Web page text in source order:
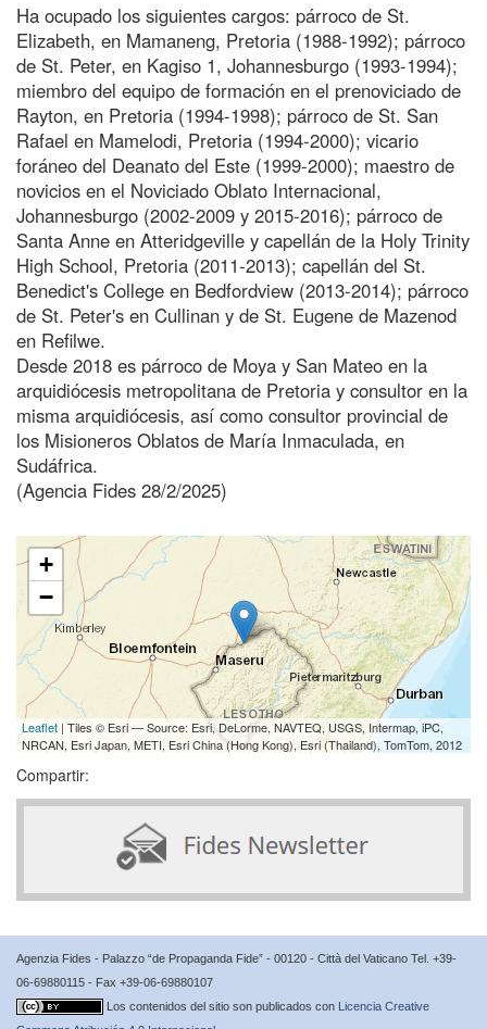
Ha ocupado los siguientes cargos: párroco de St.
Elizabeth, en Mamaneng, Pretoria (1988-1992); párroco
de St. Peter, en Kagiso 1, Johannesburgo (1993-1994);
miembro del equipo de formación en el prenoviciado de
Rayton, en Pretoria (1994-1998); párroco de St. San
Rafael en Mamelodi, Pretoria (1994-2000); vicario
foráneo del Deanato del Este (1999-2000); maestro de
novicios en el Noviciado Oblato Internacional,
Johannesburgo (2002-2009 y 2015-2016); párroco de
Santa Anne en Atteridgeville y capellán de la Holy Trinity
High School, Pretoria (2011-2013); capellán del St.
Benedict's College en Bedfordview (2013-2014); párroco
de St. Peter's en Cullinan y de St. Eugene de Mazenod
en Refilwe.
Desde 2018 es párroco de Moya y San Mateo en la
arquidiócesis metropolitana de Pretoria y consultor en la
misma arquidiócesis, así como consultor provincial de
los Misioneros Oblatos de María Inmaculada, en
Sudáfrica.
(Agencia Fides 28/2/2025)
+
−
Leaflet | Tiles © Esri — Source: Esri, DeLorme, NAVTEQ, USGS, Intermap, iPC,
NRCAN, Esri Japan, METI, Esri China (Hong Kong), Esri (Thailand), TomTom, 2012
Compartir:
Agenzia Fides - Palazzo “de Propaganda Fide” - 00120 - Città del Vaticano Tel. +39-
06-69880115 - Fax +39-06-69880107
Los contenidos del sitio son publicados con Licencia Creative